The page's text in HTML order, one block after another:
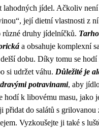
lahodných jídel. Ačkoliv není
její dietní vlastnosti z
druhy jídelníčků.
a obsahuje komplexní
dobu. Díky tomu se
si udržet váhu. Důležité je
potravinami, aby
hodí k libovému masu, jako
přidat do salátů s grilovanou
Vyzkoušejte ji také s